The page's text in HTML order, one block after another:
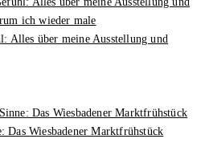
Alles über meine Ausstellung und
Das Wiesbadener Marktfrühstück